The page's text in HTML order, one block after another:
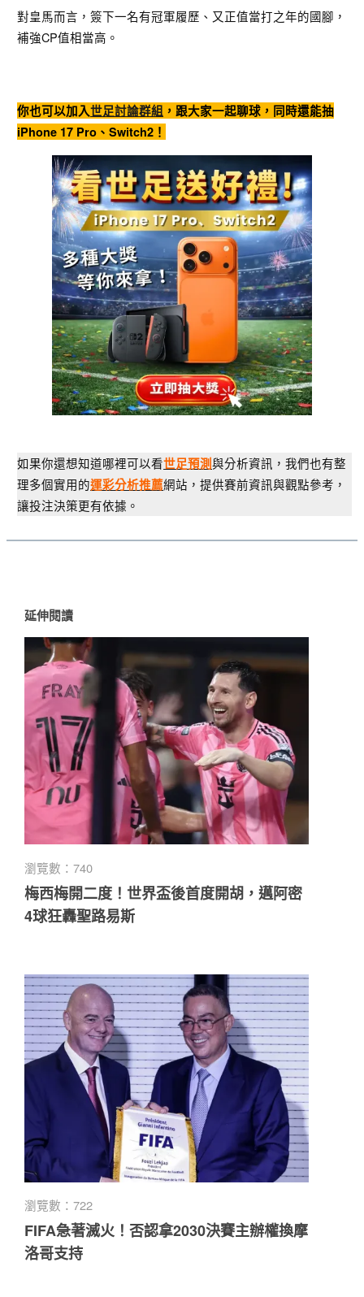
對皇馬而言，簽下一名有冠軍履歷、又正值當打之年的國腳，
補強CP值相當高。
你也可以加入世足討論群組 ，跟大家一起聊球，同時還能抽
iPhone 17 Pro、Switch2！
如果你還想知道哪裡可以看世足預測與分析資訊，我們也有整
理多個實用的運彩分析推薦網站，提供賽前資訊與觀點參考，
讓投注決策更有依據。
延伸閱讀
瀏覽數：740
梅西梅開二度！世界盃後首度開胡，邁阿密
4球狂轟聖路易斯
瀏覽數：722
FIFA急著滅火！否認拿2030決賽主辦權換摩
洛哥支持